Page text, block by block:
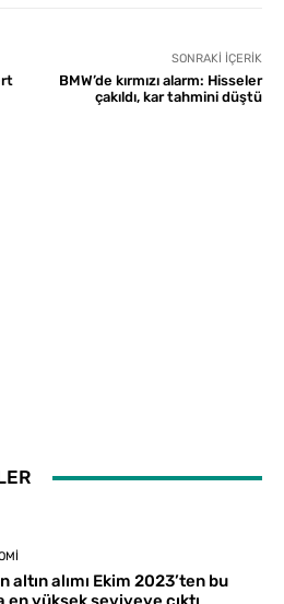
SONRAKI İÇERIK
BMW’de kırmızı alarm: Hisseler
çakıldı, kar tahmini düştü
altın alımı Ekim 2023’ten bu